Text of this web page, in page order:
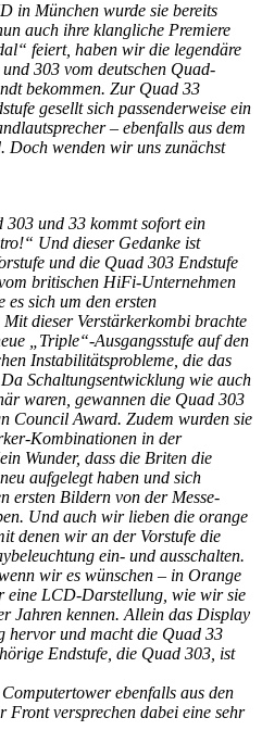
in München wurde sie bereits
auch ihre klangliche Premiere
feiert, haben wir die legendäre
303 vom deutschen Quad-
bekommen. Zur Quad 33
gesellt sich passenderweise ein
– ebenfalls aus dem
Doch wenden wir uns zunächst
und 33 kommt sofort ein
Und dieser Gedanke ist
und die Quad 303 Endstufe
britischen HiFi-Unternehmen
es sich um den ersten
dieser Verstärkerkombi brachte
„Triple“-Ausgangsstufe auf den
Instabilitätsprobleme, die das
Schaltungsentwicklung wie auch
waren, gewannen die Quad 303
Council Award. Zudem wurden sie
Kombinationen in der
Wunder, dass die Briten die
aufgelegt haben und sich
ersten Bildern von der Messe-
Und auch wir lieben die orange
denen wir an der Vorstufe die
ein- und ausschalten.
wir es wünschen – in Orange
eine LCD-Darstellung, wie wir sie
Jahren kennen. Allein das Display
hervor und macht die Quad 33
Endstufe, die Quad 303, ist
ebenfalls aus den
versprechen dabei eine sehr